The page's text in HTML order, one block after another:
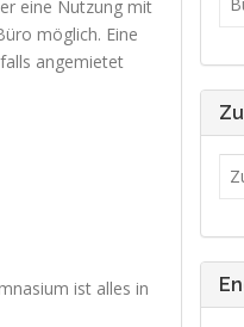
eine Nutzung mit
möglich. Eine
angemietet
ist alles in